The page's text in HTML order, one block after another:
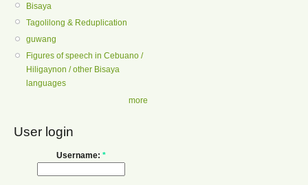
Bisaya
Tagolilong & Reduplication
guwang
Figures of speech in Cebuano /
Hiligaynon / other Bisaya
languages
more
User login
Username: *